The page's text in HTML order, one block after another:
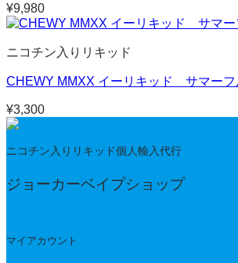
¥9,980
ニコチン入りリキッド
CHEWY MMXX イーリキッド サマー
¥3,300
ニコチン入りリキッド個人輸入代行
ジョーカーベイプショップ
マイアカウント